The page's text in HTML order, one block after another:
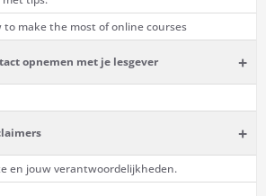
to make the most of online courses
opnemen met je lesgever +
+
en jouw verantwoordelijkheden.